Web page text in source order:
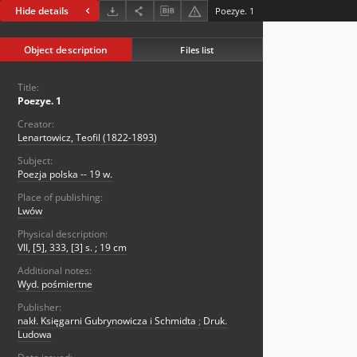
Hide details Poezye. 1
Object description Files list
Title:
Poezye. 1
Creator:
Lenartowicz, Teofil (1822-1893)
Subject:
Poezja polska -- 19 w.
Place of publishing:
Lwów
Physical description:
VII, [5], 333, [3] s. ; 19 cm
Additional notes:
Wyd. pośmiertne
Publisher:
nakł. Księgarni Gubrynowicza i Schmidta ; Druk.
Ludowa